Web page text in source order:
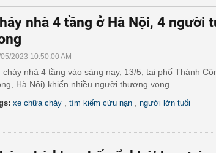
nhà 4 tầng ở Hà Nội, 4 người
2023 10:50:00 AM
cháy nhà 4 tầng vào sáng nay, 13/5, tại phố Thành
Hà Nội) khiến nhiều người thương vong.
xe chữa cháy tìm kiếm cứu nạn người lớn tuổi